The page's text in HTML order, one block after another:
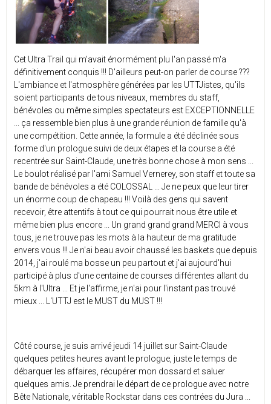
Cet Ultra Trail qui m'avait énormément plu l'an passé m'a
définitivement conquis !!! D'ailleurs peut-on parler de course ???
L'ambiance et l'atmosphère générées par les UTTJistes, qu'ils
soient participants de tous niveaux, membres du staff,
bénévoles ou même simples spectateurs est EXCEPTIONNELLE
... ça ressemble bien plus à une grande réunion de famille qu'à
une compétition. Cette année, la formule a été déclinée sous
forme d'un prologue suivi de deux étapes et la course a été
recentrée sur Saint-Claude, une très bonne chose à mon sens ...
Le boulot réalisé par l'ami Samuel Vernerey, son staff et toute sa
bande de bénévoles a été COLOSSAL ... Je ne peux que leur tirer
un énorme coup de chapeau !!! Voilà des gens qui savent
recevoir, être attentifs à tout ce qui pourrait nous être utile et
même bien plus encore ... Un grand grand grand MERCI à vous
tous, je ne trouve pas les mots à la hauteur de ma gratitude
envers vous !!! Je n'ai beau avoir chaussé les baskets que depuis
2014, j'ai roulé ma bosse un peu partout et j'ai aujourd'hui
participé à plus d'une centaine de courses différentes allant du
5km à l'Ultra ... Et je l'affirme, je n'ai pour l'instant pas trouvé
mieux ... L'UTTJ est le MUST du MUST !!!
Côté course, je suis arrivé jeudi 14 juillet sur Saint-Claude
quelques petites heures avant le prologue, juste le temps de
débarquer les affaires, récupérer mon dossard et saluer
quelques amis. Je prendrai le départ de ce prologue avec notre
Bête Nationale, véritable Rockstar dans ces contrées du Jura ...